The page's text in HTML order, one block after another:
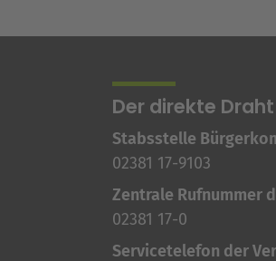
Der direkte Draht
Stabsstelle
02381 17-9103
Zentrale Rufnummer
02381 17-0
Servicetelefon der